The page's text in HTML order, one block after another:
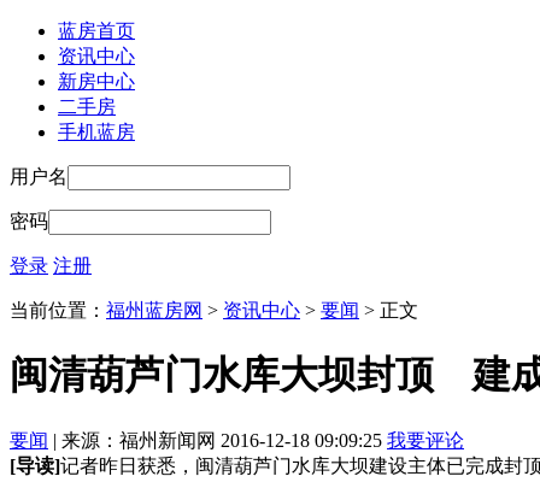
蓝房首页
资讯中心
新房中心
二手房
手机蓝房
用户名
密码
登录 注册
当前位置： 福州蓝房网 > 资讯中心 > 要闻 > 正文
闽清葫芦门水库大坝封顶 建
要闻 | 来源：福州新闻网 2016-12-18 09:09:25 我要评论
[导读]记者昨日获悉，闽清葫芦门水库大坝建设主体已完成封